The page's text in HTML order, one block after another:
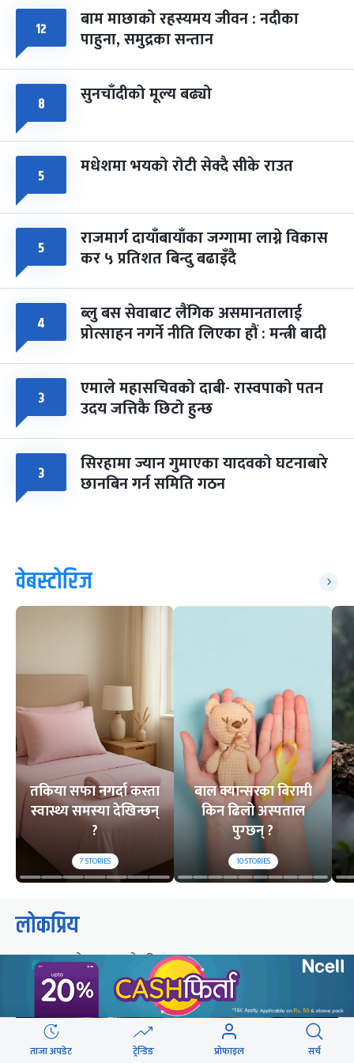
८
सोम
फागुपूर्णिमा
चैत्र ८, २०८३-Mar 22, 2027
७ महिना बाँकी
१२ बाम माछाको रहस्यमय जीवन : नदीका
पाहुना, समुद्रका सन्तान
८ सुनचाँदीको मूल्य बढ्यो
५ मधेशमा भयको रोटी सेक्दै सीके राउत
५ राजमार्ग दायाँबायाँका जग्गामा लाग्ने विकास
कर ५ प्रतिशत बिन्दु बढाइँदै
४ ब्लु बस सेवाबाट लैंगिक असमानतालाई
प्रोत्साहन नगर्ने नीति लिएका हौं : मन्त्री बादी
३ एमाले महासचिवको दाबी- रास्वपाको पतन
उदय जत्तिकै छिटो हुन्छ
३ सिरहामा ज्यान गुमाएका यादवको घटनाबारे
छानबिन गर्न समिति गठन
वेबस्टोरिज
तकिया सफा नगर्दा कस्ता
स्वास्थ्य समस्या देखिन्छन्
?
7STORIES
बाल क्यान्सरका बिरामी
किन ढिलो अस्पताल
पुग्छन् ?
10STORIES
लोकप्रिय
२४ घण्टा यो साता यो महिना
ताजा अपडेट ट्रेन्डिङ प्रोफाइल सर्च